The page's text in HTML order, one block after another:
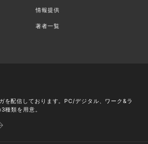
情報提供
著者一覧
を配信しております。PC/デジタル、ワーク&ラ
種類を用意。